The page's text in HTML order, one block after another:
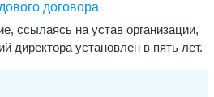
договора
ссылаясь на устав организации,
директора установлен в пять лет.